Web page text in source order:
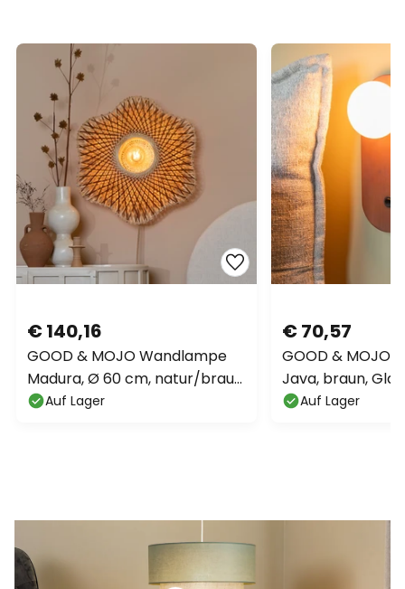
€ 140,16
GOOD & MOJO Wandlampe
Madura, Ø 60 cm, natur/braun,
Stecker
Auf Lager
€ 70,57
GOOD & MOJO
Java, braun,
Stecker
Auf Lager